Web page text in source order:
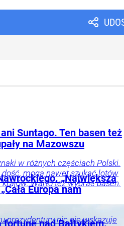
Suntago. Ten basen też
na Mazowszu
w różnych częściach Polski.
mogą nawet szukać lotów
krajów. Warto też wybrać basen.
„Największa
Europa nam
prezydentury nic nie wskazuje
fortunę nad Bałtykiem.